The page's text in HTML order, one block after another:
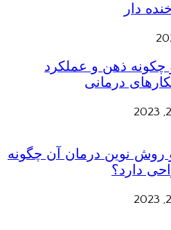
دار
چکونه ذهن و عملکرد
درمانی
نوین درمان آن چگونه
دارد؟